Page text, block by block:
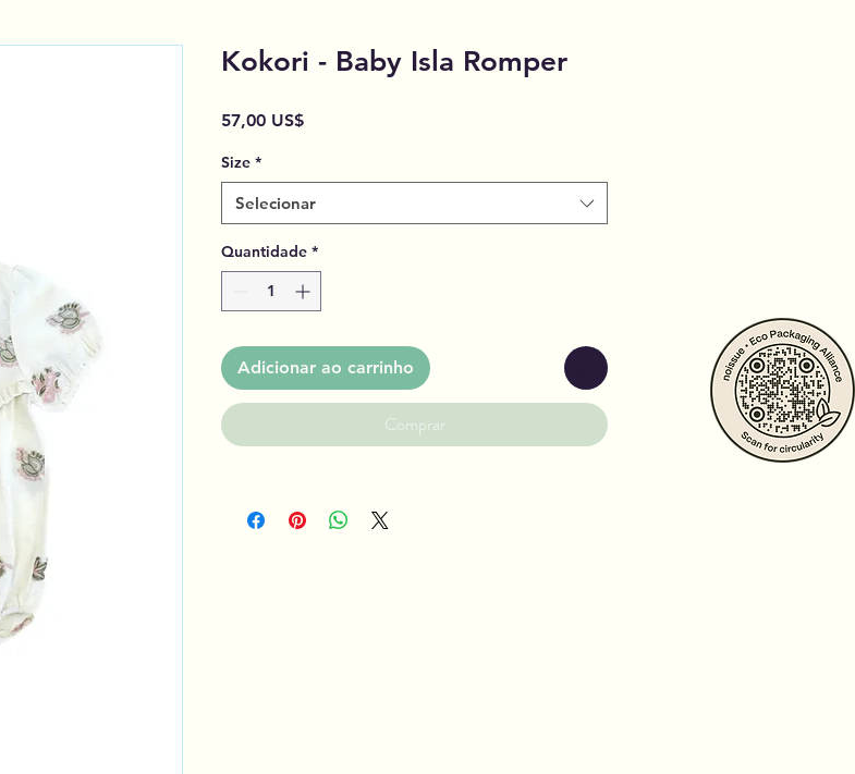
Kokori - Baby Isla Romper
57,00 US$Preço
Size *
Selecionar
Quantidade *
Adicionar ao carrinho
Comprar